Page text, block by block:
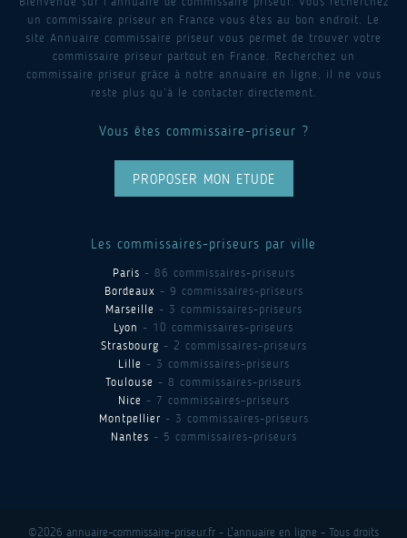
un commissaire priseur en France vous êtes au bon endroit. Le
site Annuaire commissaire priseur vous permet de trouver votre
commissaire priseur partout en France. Recherchez un
commissaire priseur grâce à notre annuaire en ligne, il ne vous
reste plus qu’à le contacter directement.
Vous êtes commissaire-priseur ?
PROPOSER MON ETUDE
Les commissaires-priseurs par ville
Paris - 86 commissaires-priseurs
Bordeaux - 9 commissaires-priseurs
Marseille - 3 commissaires-priseurs
Lyon - 10 commissaires-priseurs
Strasbourg - 2 commissaires-priseurs
Lille - 3 commissaires-priseurs
Toulouse - 8 commissaires-priseurs
Nice - 7 commissaires-priseurs
Montpellier - 3 commissaires-priseurs
Nantes - 5 commissaires-priseurs
©2026 annuaire-commissaire-priseur.fr - L'annuaire en ligne - Tous droits